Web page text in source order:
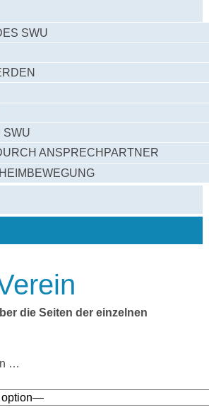
SWU
SWU
ANSPRECHPARTNER
die Seiten der einzelnen
…